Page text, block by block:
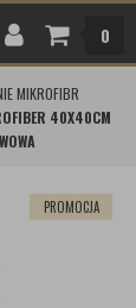
0
MIKROFIBR
40X40CM
PROMOCJA